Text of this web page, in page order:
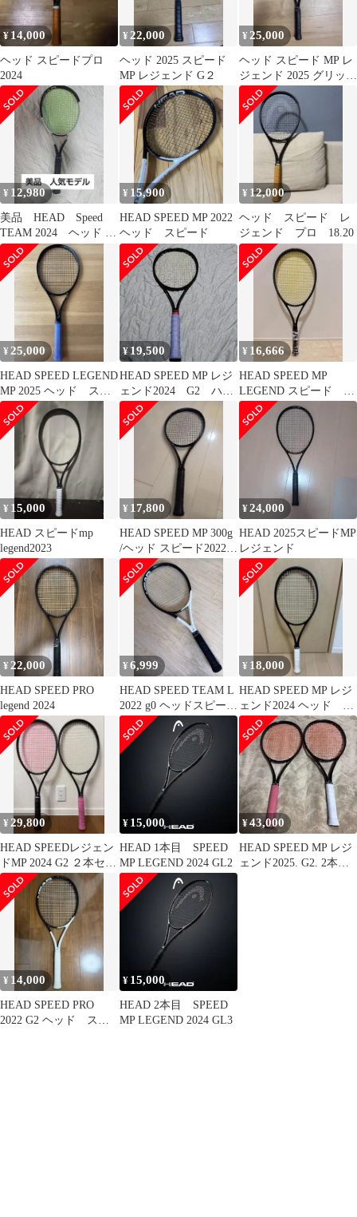
¥ 14,000
ヘッド スピードプロ
2024
¥22,000
ヘッド 2025 スピード
MP レジェンド G２
¥25,000
ヘッド スピード MP レ
ジェンド 2025 グリップ
２
¥ 12,980
美品 HEAD Speed
TEAM 2024 ヘッド ス
ピード チーム G2
¥ 15,900
HEAD SPEED MP 2022
ヘッド スピード
¥ 12,000
ヘッド スピード レ
ジェンド プロ 18.20
¥ 25,000
HEAD SPEED LEGEND
MP 2025 ヘッド スピ
ード レジェンド
¥ 19,500
HEAD SPEED MP レジ
ェンド2024 G2 ハド
ラスコーティング済B
¥ 16,666
HEAD SPEED MP
LEGEND スピード レ
ジェンド 2024
¥ 15,000
HEAD スピードmp
legend2023
¥ 17,800
HEAD SPEED MP 300g
/ヘッド スピード2022/
歴代1の神ラケ
¥24,000
HEAD 2025スピードMP
レジェンド
¥ 22,000
HEAD SPEED PRO
legend 2024
¥6,999
HEAD SPEED TEAM L
2022 g0 ヘッドスピード
チームL
¥ 18,000
HEAD SPEED MP レジ
ェンド2024 ヘッド ス
ピード エムピー G2
¥ 29,800
HEAD SPEEDレジェン
ドMP 2024 G2 ２本セッ
ト
¥ 15,000
HEAD 1本目 SPEED
MP LEGEND 2024 GL2
¥43,000
HEAD SPEED MP レジ
ェンド2025. G2. 2本
¥ 14,000
HEAD SPEED PRO
2022 G2 ヘッド スピ
¥ 15,000
HEAD 2本目 SPEED
MP LEGEND 2024 GL3